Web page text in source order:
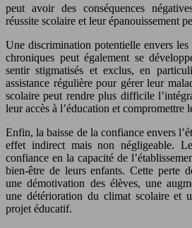
peut avoir des conséquences
réussite scolaire et leur épanouissement
Une discrimination potentielle envers les
chroniques peut également se
sentir stigmatisés et exclus, en
assistance régulière pour gérer leur
scolaire peut rendre plus difficile
leur accès à l’éducation et compromettre
Enfin, la baisse de la confiance envers
effet indirect mais non négligeable.
confiance en la capacité de
bien-être de leurs enfants. Cette perte
une démotivation des élèves, une
une détérioration du climat scolaire et
projet éducatif.